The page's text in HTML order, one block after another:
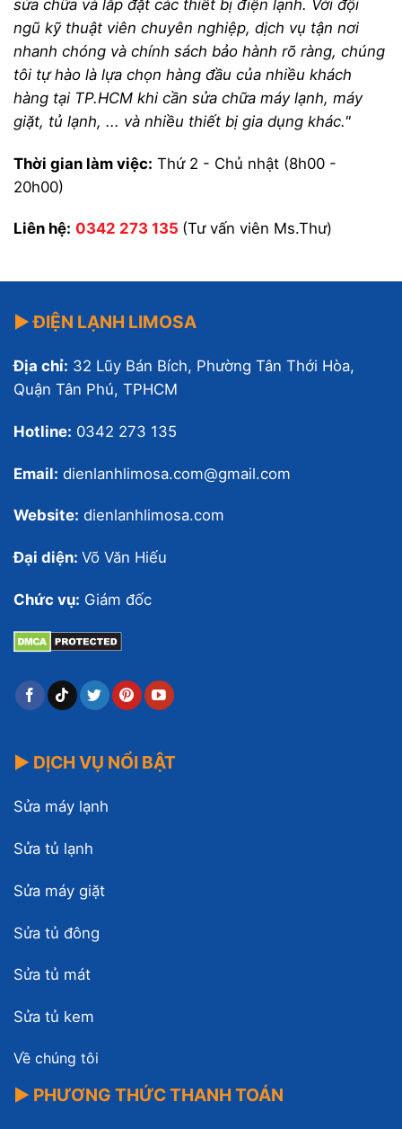
sửa chữa và lắp đặt các thiết bị điện lạnh. Với đội
ngũ kỹ thuật viên chuyên nghiệp, dịch vụ tận nơi
nhanh chóng và chính sách bảo hành rõ ràng, chúng
tôi tự hào là lựa chọn hàng đầu của nhiều khách
hàng tại TP.HCM khi cần sửa chữa máy lạnh, máy
giặt, tủ lạnh, ... và nhiều thiết bị gia dụng khác."
Thời gian làm việc: Thứ 2 - Chủ nhật (8h00 -
20h00)
Liên hệ: 0342 273 135 (Tư vấn viên Ms.Thư)
▶ ĐIỆN LẠNH LIMOSA
Địa chỉ: 32 Lũy Bán Bích, Phường Tân Thới Hòa,
Quận Tân Phú, TPHCM
Hotline: 0342 273 135
Email: dienlanhlimosa.com@gmail.com
Website: dienlanhlimosa.com
Đại diện: Võ Văn Hiếu
Chức vụ: Giám đốc
▶ DỊCH VỤ NỔI BẬT
Sửa máy lạnh
Sửa tủ lạnh
Sửa máy giặt
Sửa tủ đông
Sửa tủ mát
Sửa tủ kem
Về chúng tôi
▶ PHƯƠNG THỨC THANH TOÁN